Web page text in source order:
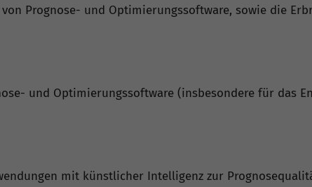
Prognose- und Optimierungssoftware, sowie die
und Optimierungssoftware (insbesondere für das
mit künstlicher Intelligenz zur